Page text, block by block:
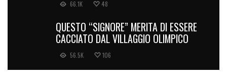
66.1K 48
QUESTO “SIGNORE” MERITA DI ESSERE
CACCIATO DAL VILLAGGIO OLIMPICO
56.5K 106